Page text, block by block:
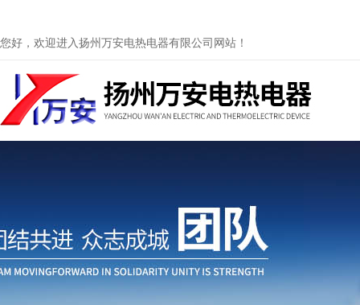
您好，欢迎进入扬州万安电热电器有限公司网站！